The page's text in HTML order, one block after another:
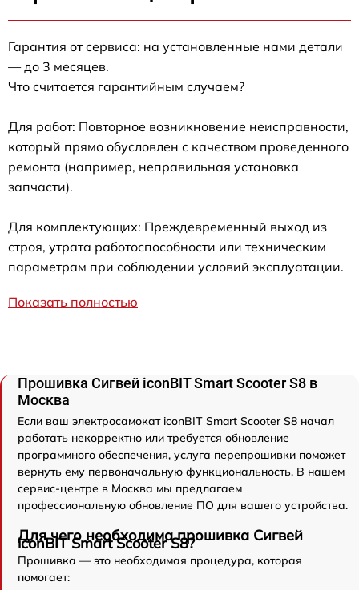
Гарантия от сервиса: на установленные нами детали
— до 3 месяцев.
Что считается гарантийным случаем?
Для работ: Повторное возникновение неисправности,
который прямо обусловлен с качеством проведенного
ремонта (например, неправильная установка
запчасти).
Для комплектующих: Преждевременный выход из
строя, утрата работоспособности или техническим
параметрам при соблюдении условий эксплуатации.
Показать полностью
Прошивка Сигвей iconBIT Smart Scooter S8 в
Москва
Если ваш электросамокат iconBIT Smart Scooter S8 начал
работать некорректно или требуется обновление
программного обеспечения, услуга перепрошивки поможет
вернуть ему первоначальную функциональность. В нашем
сервис-центре в Москва мы предлагаем
профессиональную обновление ПО для вашего устройства.
Для чего необходима прошивка Сигвей
iconBIT Smart Scooter S8?
Прошивка — это необходимая процедура, которая
помогает: